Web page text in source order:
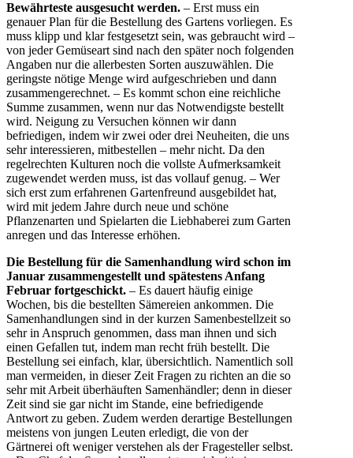
Bewährteste ausgesucht werden. – Erst muss ein
genauer Plan für die Bestellung des Gartens vorliegen. Es
muss klipp und klar festgesetzt sein, was gebraucht wird –
von jeder Gemüseart sind nach den später noch folgenden
Angaben nur die allerbesten Sorten auszuwählen. Die
geringste nötige Menge wird aufgeschrieben und dann
zusammengerechnet. – Es kommt schon eine reichliche
Summe zusammen, wenn nur das Notwendigste bestellt
wird. Neigung zu Versuchen können wir dann
befriedigen, indem wir zwei oder drei Neuheiten, die uns
sehr interessieren, mitbestellen – mehr nicht. Da den
regelrechten Kulturen noch die vollste Aufmerksamkeit
zugewendet werden muss, ist das vollauf genug. – Wer
sich erst zum erfahrenen Gartenfreund ausgebildet hat,
wird mit jedem Jahre durch neue und schöne
Pflanzenarten und Spielarten die Liebhaberei zum Garten
anregen und das Interesse erhöhen.
Die Bestellung für die Samenhandlung wird schon im
Januar zusammengestellt und spätestens Anfang
Februar fortgeschickt. – Es dauert häufig einige
Wochen, bis die bestellten Sämereien ankommen. Die
Samenhandlungen sind in der kurzen Samenbestellzeit so
sehr in Anspruch genommen, dass man ihnen und sich
einen Gefallen tut, indem man recht früh bestellt. Die
Bestellung sei einfach, klar, übersichtlich. Namentlich soll
man vermeiden, in dieser Zeit Fragen zu richten an die so
sehr mit Arbeit überhäuften Samenhändler; denn in dieser
Zeit sind sie gar nicht im Stande, eine befriedigende
Antwort zu geben. Zudem werden derartige Bestellungen
meistens von jungen Leuten erledigt, die von der
Gärtnerei oft weniger verstehen als der Fragesteller selbst.